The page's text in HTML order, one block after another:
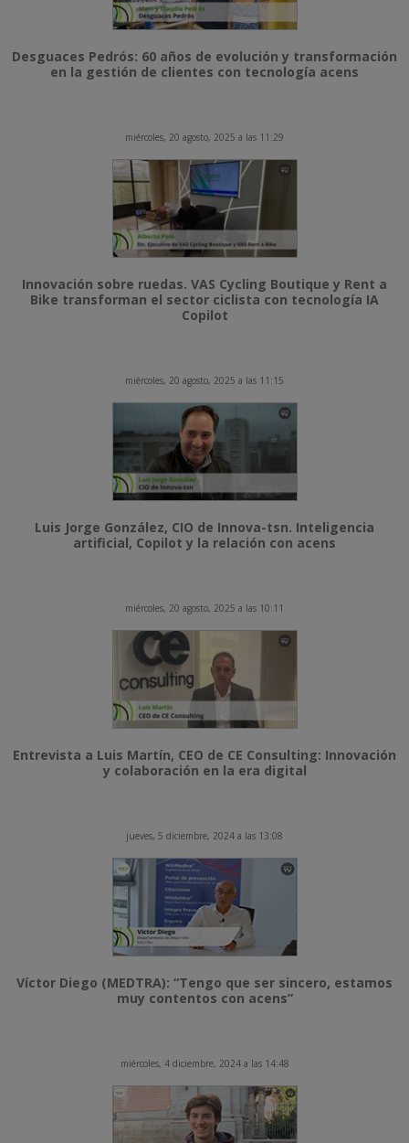
Desguaces Pedrós: 60 años de evolución y transformación
en la gestión de clientes con tecnología acens
miércoles, 20 agosto, 2025 a las 11:29
Innovación sobre ruedas. VAS Cycling Boutique y Rent a
Bike transforman el sector ciclista con tecnología IA
Copilot
miércoles, 20 agosto, 2025 a las 11:15
Luis Jorge González, CIO de Innova-tsn. Inteligencia
artificial, Copilot y la relación con acens
miércoles, 20 agosto, 2025 a las 10:11
Entrevista a Luis Martín, CEO de CE Consulting: Innovación
y colaboración en la era digital
jueves, 5 diciembre, 2024 a las 13:08
Víctor Diego (MEDTRA): “Tengo que ser sincero, estamos
muy contentos con acens”
miércoles, 4 diciembre, 2024 a las 14:48